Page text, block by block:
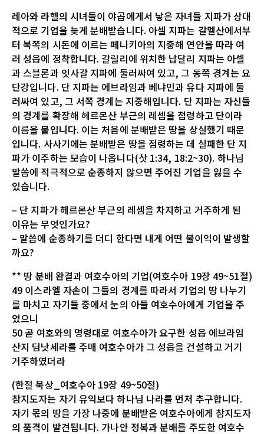
레아와 라헬의 시녀들이 야곱에게서 낳은 자녀들 지파가 상대
적으로 기업을 늦게 분배받습니다. 아셀 지파는 갈멜산에서부
터 북쪽의 시돈에 이르는 페니키아의 지중해 연안을 따라 여
러 성읍에 정착합니다. 갈릴리에 위치한 납달리 지파는 아셀
과 스블론과 잇사갈 지파에 둘러싸여 있고, 그 동쪽 경계는 요
단강입니다. 단 지파는 에브라임과 베냐민과 유다 지파에 둘
러싸여 있고, 그 서쪽 경계는 지중해입니다. 단 지파는 자신들
의 경계를 확장해 헤르몬산 부근의 레셈을 점령하고 단이라
이름을 붙입니다. 이는 처음에 분배받은 땅을 상실했기 때문
입니다. 사사기에는 분배받은 땅을 점령하는 데 실패한 단 지
파가 이주하는 모습이 나옵니다(삿 1:34, 18:2~30). 하나님
말씀에 적극적으로 순종하지 않으면 주어진 기업을 잃을 수
있습니다.
– 단 지파가 헤르몬산 부근의 레셈을 차지하고 거주하게 된
이유는 무엇인가요?
– 말씀에 순종하기를 더디 한다면 내게 어떤 불이익이 발생할
까요?
** 땅 분배 완결과 여호수아의 기업(여호수아 19장 49~51절)
49 이스라엘 자손이 그들의 경계를 따라서 기업의 땅 나누기
를 마치고 자기들 중에서 눈의 아들 여호수아에게 기업을 주
었으니
50 곧 여호와의 명령대로 여호수아가 요구한 성읍 에브라임
산지 딤낫세라를 주매 여호수아가 그 성읍을 건설하고 거기
거주하였더라
(한절 묵상_여호수아 19장 49~50절)
참지도자는 자기 유익보다 하나님 나라를 먼저 추구합니다.
자기 몫의 땅을 가장 나중에 분배받은 여호수아에게 참지도자
의 품격이 발견됩니다. 가나안 정복과 분배를 주도한 여호수